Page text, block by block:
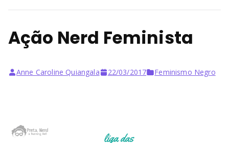
Ação Nerd Feminista
Anne Caroline Quiangala 22/03/2017 Feminismo Negro